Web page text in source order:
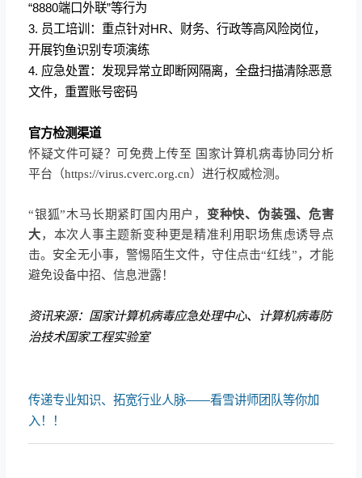
“8880端口外联”等行为
3. 员工培训：重点针对HR、财务、行政等高风险岗位，
开展钓鱼识别专项演练
4. 应急处置：发现异常立即断网隔离，全盘扫描清除恶意
文件，重置账号密码
官方检测渠道
怀疑文件可疑？可免费上传至 国家计算机病毒协同分析
平台（https://virus.cverc.org.cn）进行权威检测。
“银狐”木马长期紧盯国内用户， 变种快、伪装强、危害
大，本次人事主题新变种更是精准利用职场焦虑诱导点
击。安全无小事，警惕陌生文件，守住点击“红线”，才能
避免设备中招、信息泄露！
资讯来源：国家计算机病毒应急处理中心、计算机病毒防
治技术国家工程实验室
传递专业知识、拓宽行业人脉——看雪讲师团队等你加
入！！